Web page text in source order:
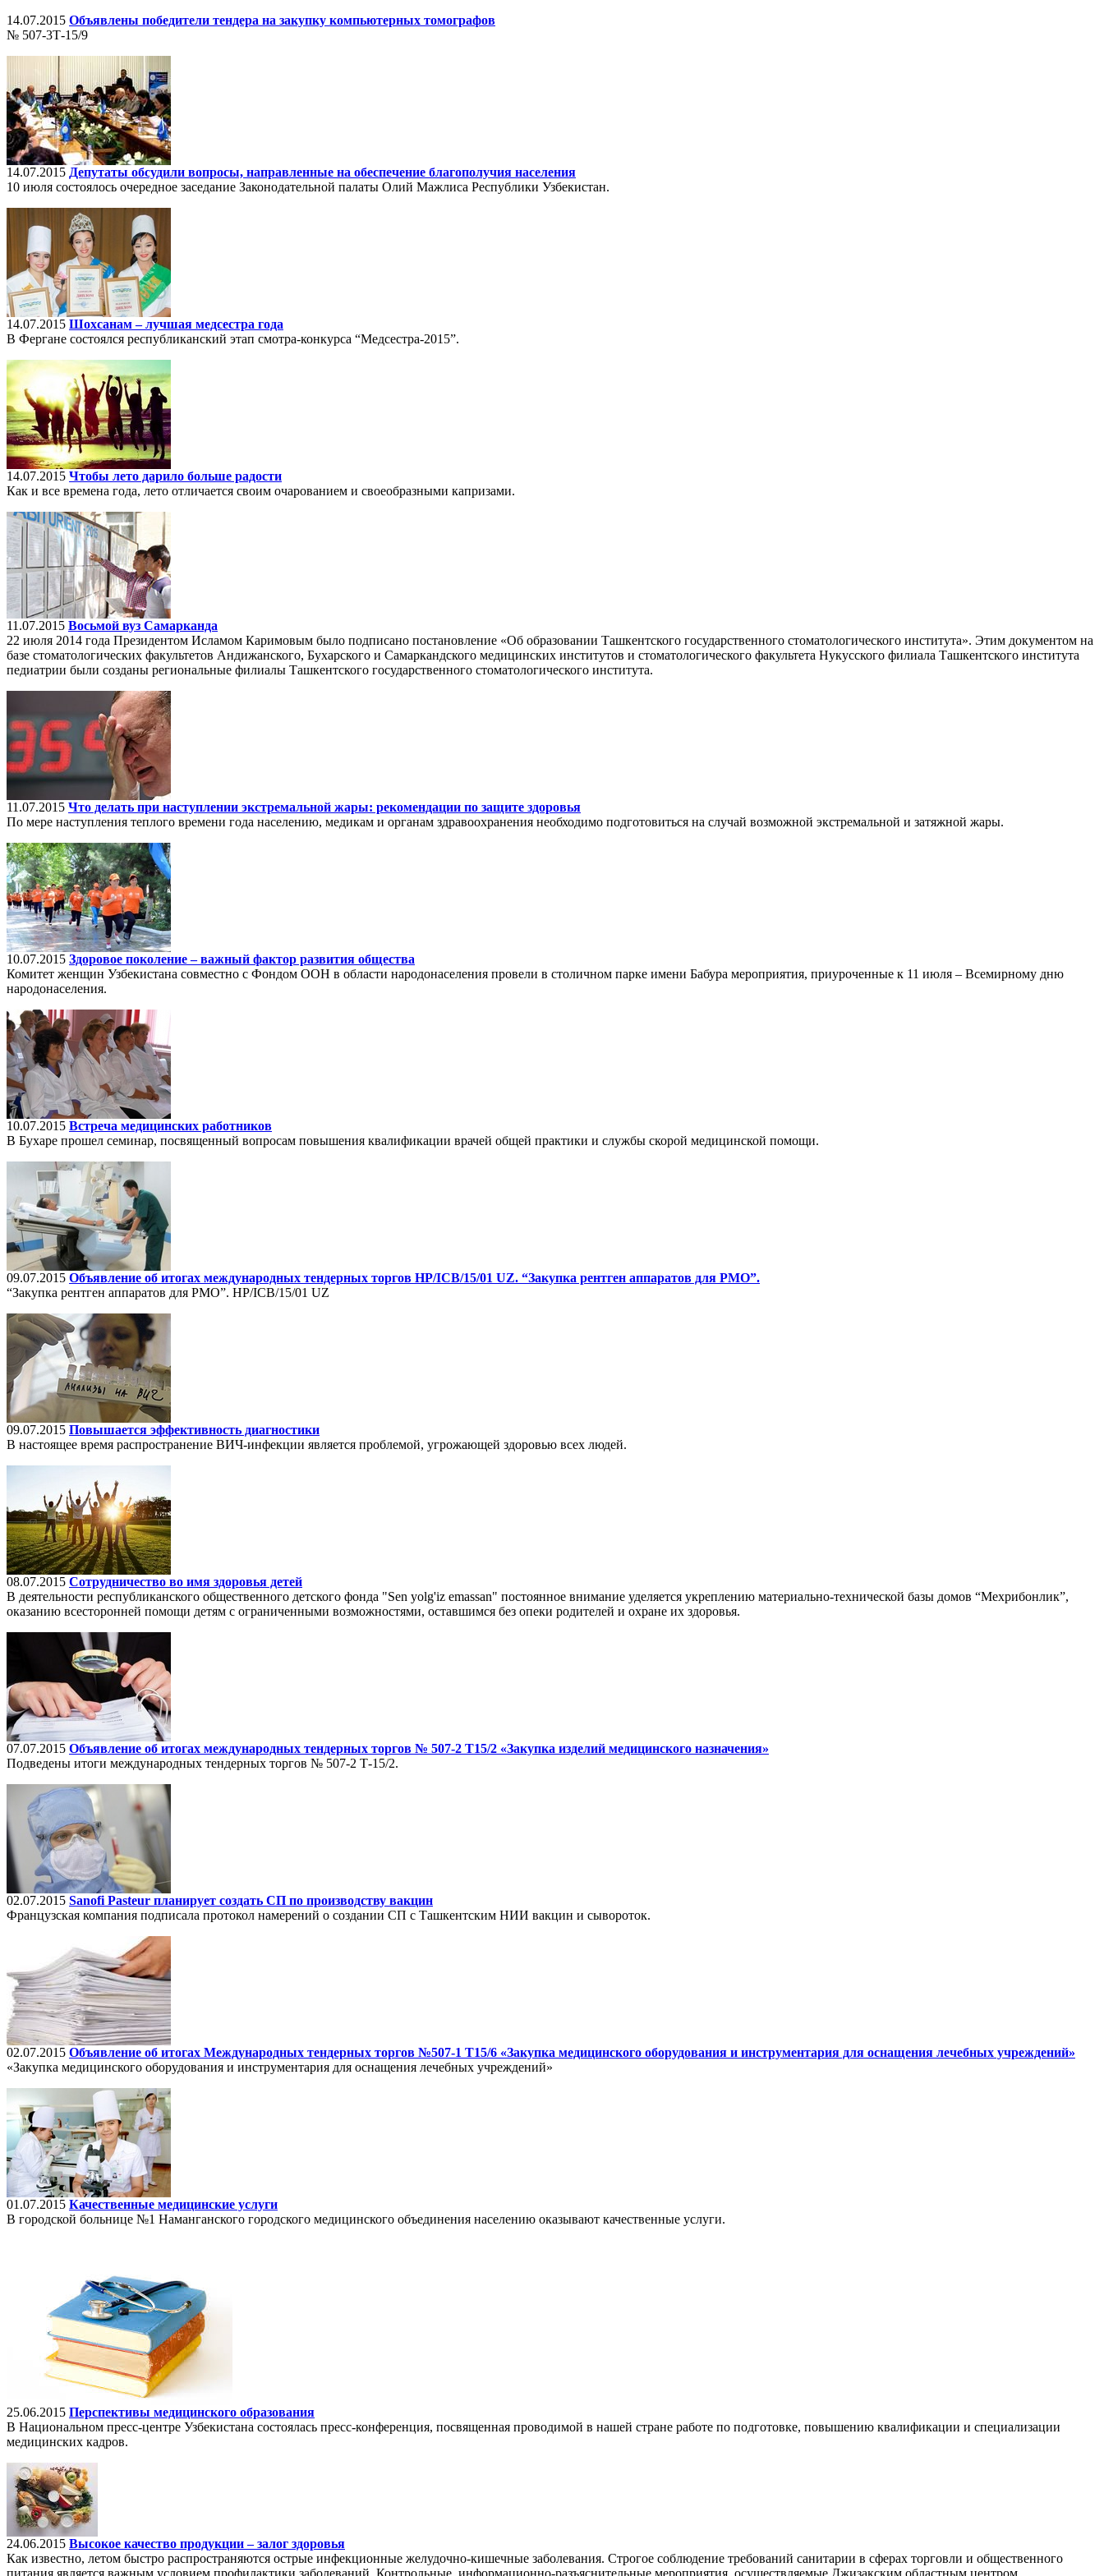
14.07.2015 Объявлены победители тендера на закупку компьютерных томографов
№ 507-3Т-15/9
14.07.2015 Депутаты обсудили вопросы, направленные на обеспечение благополучия населения
10 июля состоялось очередное заседание Законодательной палаты Олий Мажлиса Республики Узбекистан.
14.07.2015 Шохсанам – лучшая медсестра года
В Фергане состоялся республиканский этап смотра-конкурса “Медсестра-2015”.
14.07.2015 Чтобы лето дарило больше радости
Как и все времена года, лето отличается своим очарованием и своеобразными капризами.
11.07.2015 Восьмой вуз Самарканда
22 июля 2014 года Президентом Исламом Каримовым было подписано постановление «Об образовании Ташкентского государственного стоматологического института». Этим документом на
базе стоматологических факультетов Андижанского, Бухарского и Самаркандского медицинских институтов и стоматологического факультета Нукусского филиала Ташкентского института
педиатрии были созданы региональные филиалы Ташкентского государственного стоматологического института.
11.07.2015 Что делать при наступлении экстремальной жары: рекомендации по защите здоровья
По мере наступления теплого времени года населению, медикам и органам здравоохранения необходимо подготовиться на случай возможной экстремальной и затяжной жары.
10.07.2015 Здоровое поколение – важный фактор развития общества
Комитет женщин Узбекистана совместно с Фондом ООН в области народонаселения провели в столичном парке имени Бабура мероприятия, приуроченные к 11 июля – Всемирному дню
народонаселения.
10.07.2015 Встреча медицинских работников
В Бухаре прошел семинар, посвященный вопросам повышения квалификации врачей общей практики и службы скорой медицинской помощи.
09.07.2015 Объявление об итогах международных тендерных торгов HP/ICB/15/01 UZ. “Закупка рентген аппаратов для РМО”.
“Закупка рентген аппаратов для РМО”. HP/ICB/15/01 UZ
09.07.2015 Повышается эффективность диагностики
В настоящее время распространение ВИЧ-инфекции является проблемой, угрожающей здоровью всех людей.
08.07.2015 Сотрудничество во имя здоровья детей
В деятельности республиканского общественного детского фонда "Sen yolg'iz emassan" постоянное внимание уделяется укреплению материально-технической базы домов “Мехрибонлик”,
оказанию всесторонней помощи детям с ограниченными возможностями, оставшимся без опеки родителей и охране их здоровья.
07.07.2015 Объявление об итогах международных тендерных торгов № 507-2 Т15/2 «Закупка изделий медицинского назначения»
Подведены итоги международных тендерных торгов № 507-2 Т-15/2.
02.07.2015 Sanofi Pasteur планирует создать СП по производству вакцин
Французская компания подписала протокол намерений о создании СП с Ташкентским НИИ вакцин и сывороток.
02.07.2015 Объявление об итогах Международных тендерных торгов №507-1 Т15/6 «Закупка медицинского оборудования и инструментария для оснащения лечебных учреждений»
«Закупка медицинского оборудования и инструментария для оснащения лечебных учреждений»
01.07.2015 Качественные медицинские услуги
В городской больнице №1 Наманганского городского медицинского объединения населению оказывают качественные услуги.
25.06.2015 Перспективы медицинского образования
В Национальном пресс-центре Узбекистана состоялась пресс-конференция, посвященная проводимой в нашей стране работе по подготовке, повышению квалификации и специализации
медицинских кадров.
24.06.2015 Высокое качество продукции – залог здоровья
Как известно, летом быстро распространяются острые инфекционные желудочно-кишечные заболевания. Строгое соблюдение требований санитарии в сферах торговли и общественного
питания является важным условием профилактики заболеваний. Контрольные, информационно-разъяснительные мероприятия, осуществляемые Джизакским областным центром